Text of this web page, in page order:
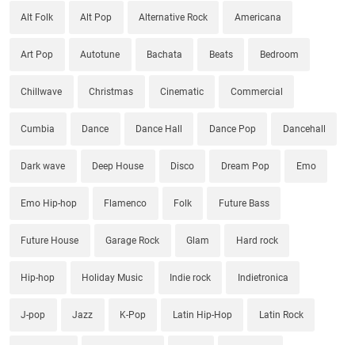
Alt Folk Alt Pop Alternative Rock Americana
Art Pop Autotune Bachata Beats Bedroom
Chillwave Christmas Cinematic Commercial
Cumbia Dance Dance Hall Dance Pop Dancehall
Dark wave Deep House Disco Dream Pop Emo
Emo Hip-hop Flamenco Folk Future Bass
Future House Garage Rock Glam Hard rock
Hip-hop Holiday Music Indie rock Indietronica
J-pop Jazz K-Pop Latin Hip-Hop Latin Rock